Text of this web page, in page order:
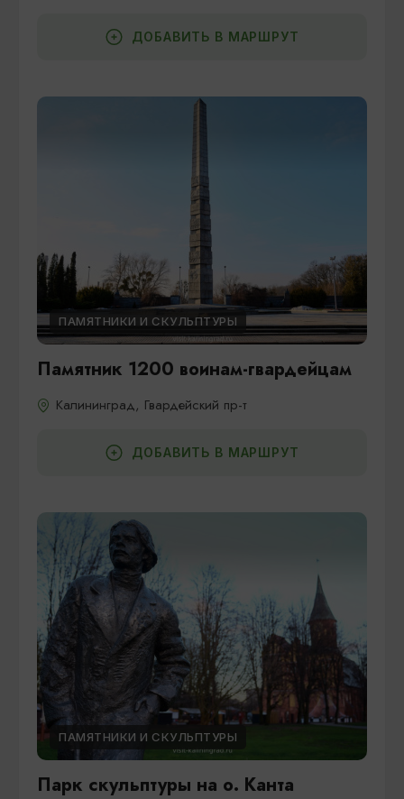
ДОБАВИТЬ В МАРШРУТ
ПАМЯТНИКИ И СКУЛЬПТУРЫ
Памятник 1200 воинам-гвардейцам
Калининград, Гвардейский пр-т
ДОБАВИТЬ В МАРШРУТ
ПАМЯТНИКИ И СКУЛЬПТУРЫ
Парк скульптуры на о. Канта